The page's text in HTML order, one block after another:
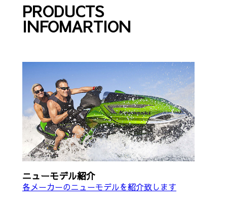
PRODUCTS
INFOMARTION
ニューモデル紹介
各メーカーのニューモデルを紹介致します